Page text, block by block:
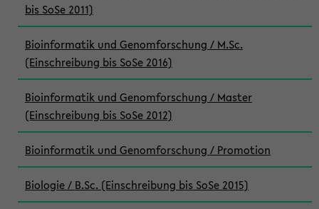
bis SoSe 2011)
Bioinformatik und Genomforschung / M.Sc.
(Einschreibung bis SoSe 2016)
Bioinformatik und Genomforschung / Master
(Einschreibung bis SoSe 2012)
Bioinformatik und Genomforschung / Promotion
Biologie / B.Sc. (Einschreibung bis SoSe 2015)